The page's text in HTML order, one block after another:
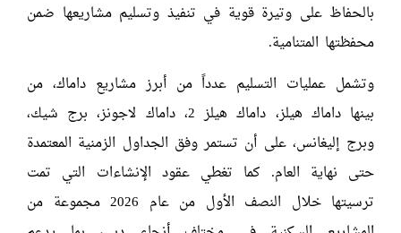
بالحفاظ على وتيرة قوية في تنفيذ وتسليم مشاريعها ضمن
محفظتها المتنامية.
وتشمل عمليات التسليم عدداً من أبرز مشاريع داماك، من
بينها داماك هيلز، داماك هيلز 2، داماك لاجونز، برج شيك،
وبرج إليغانس، على أن تستمر وفق الجداول الزمنية المعتمدة
حتى نهاية العام. كما تغطي عقود الإنشاءات التي تمت
ترسيتها خلال النصف الأول من عام 2026 مجموعة من